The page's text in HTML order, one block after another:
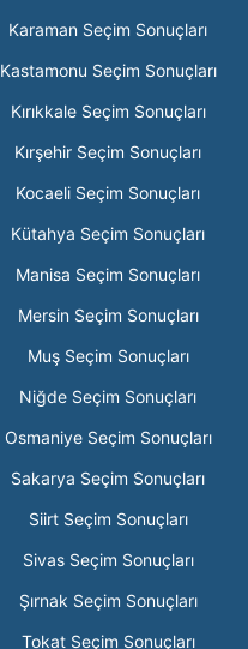
Karaman Seçim Sonuçları
Kastamonu Seçim Sonuçları
Kırıkkale Seçim Sonuçları
Kırşehir Seçim Sonuçları
Kocaeli Seçim Sonuçları
Kütahya Seçim Sonuçları
Manisa Seçim Sonuçları
Mersin Seçim Sonuçları
Muş Seçim Sonuçları
Niğde Seçim Sonuçları
Osmaniye Seçim Sonuçları
Sakarya Seçim Sonuçları
Siirt Seçim Sonuçları
Sivas Seçim Sonuçları
Şırnak Seçim Sonuçları
Tokat Seçim Sonuçları